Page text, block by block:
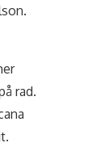
rad.